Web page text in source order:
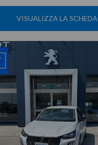
VISUALIZZA LA SCHEDA